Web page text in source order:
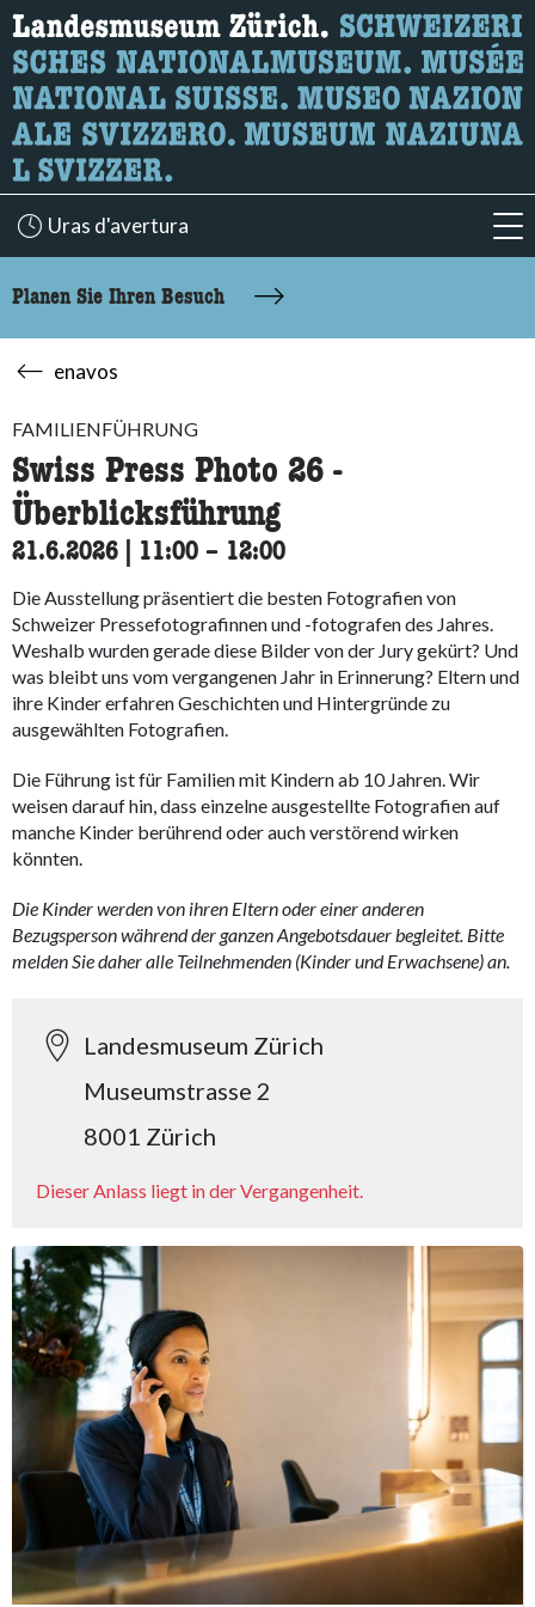
Wonach suchen Sie?
Hier können Sie nach Inhalten der Seite suchen.
Uras d'avertura
Planen Sie Ihren Besuch
enavos
FAMILIENFÜHRUNG
Swiss Press Photo 26 -
Überblicksführung
21.6.2026 11:00 accessibility.time_to
– 12:00
Die Ausstellung präsentiert die besten Fotografien von
Schweizer Pressefotografinnen und -fotografen des Jahres.
Weshalb wurden gerade diese Bilder von der Jury gekürt? Und
was bleibt uns vom vergangenen Jahr in Erinnerung? Eltern und
ihre Kinder erfahren Geschichten und Hintergründe zu
ausgewählten Fotografien.
Die Führung ist für Familien mit Kindern ab 10 Jahren. Wir
weisen darauf hin, dass einzelne ausgestellte Fotografien auf
manche Kinder berührend oder auch verstörend wirken
könnten.
Die Kinder werden von ihren Eltern oder einer anderen
Bezugsperson während der ganzen Angebotsdauer begleitet. Bitte
melden Sie daher alle Teilnehmenden (Kinder und Erwachsene) an.
Landesmuseum Zürich
Museumstrasse 2
8001 Zürich
Dieser Anlass liegt in der Vergangenheit.